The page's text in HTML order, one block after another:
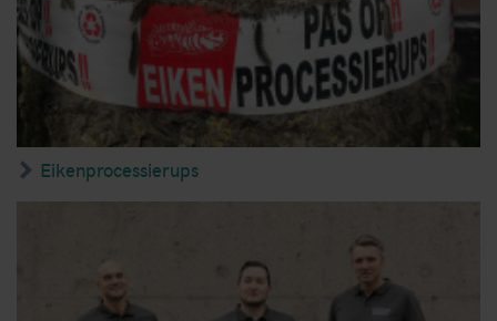
Eikenprocessierups